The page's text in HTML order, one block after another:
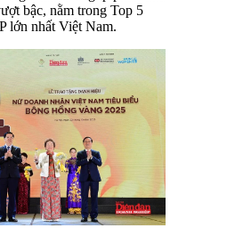
bậc, nằm trong Top 5
lớn nhất Việt Nam.